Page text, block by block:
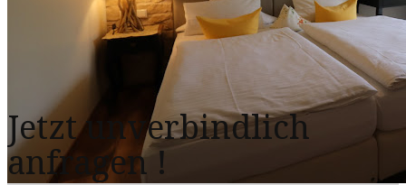
Jetzt unverbindlich
anfragen!